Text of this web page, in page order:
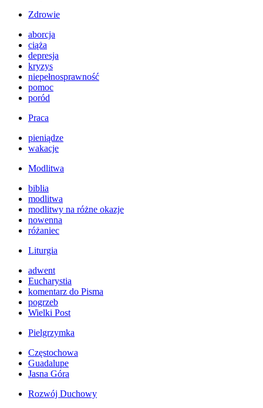
Zdrowie
aborcja
ciąża
depresja
kryzys
niepełnosprawność
pomoc
poród
Praca
pieniądze
wakacje
Modlitwa
biblia
modlitwa
modlitwy na różne okazje
nowenna
różaniec
Liturgia
adwent
Eucharystia
komentarz do Pisma
pogrzeb
Wielki Post
Pielgrzymka
Częstochowa
Guadalupe
Jasna Góra
Rozwój Duchowy